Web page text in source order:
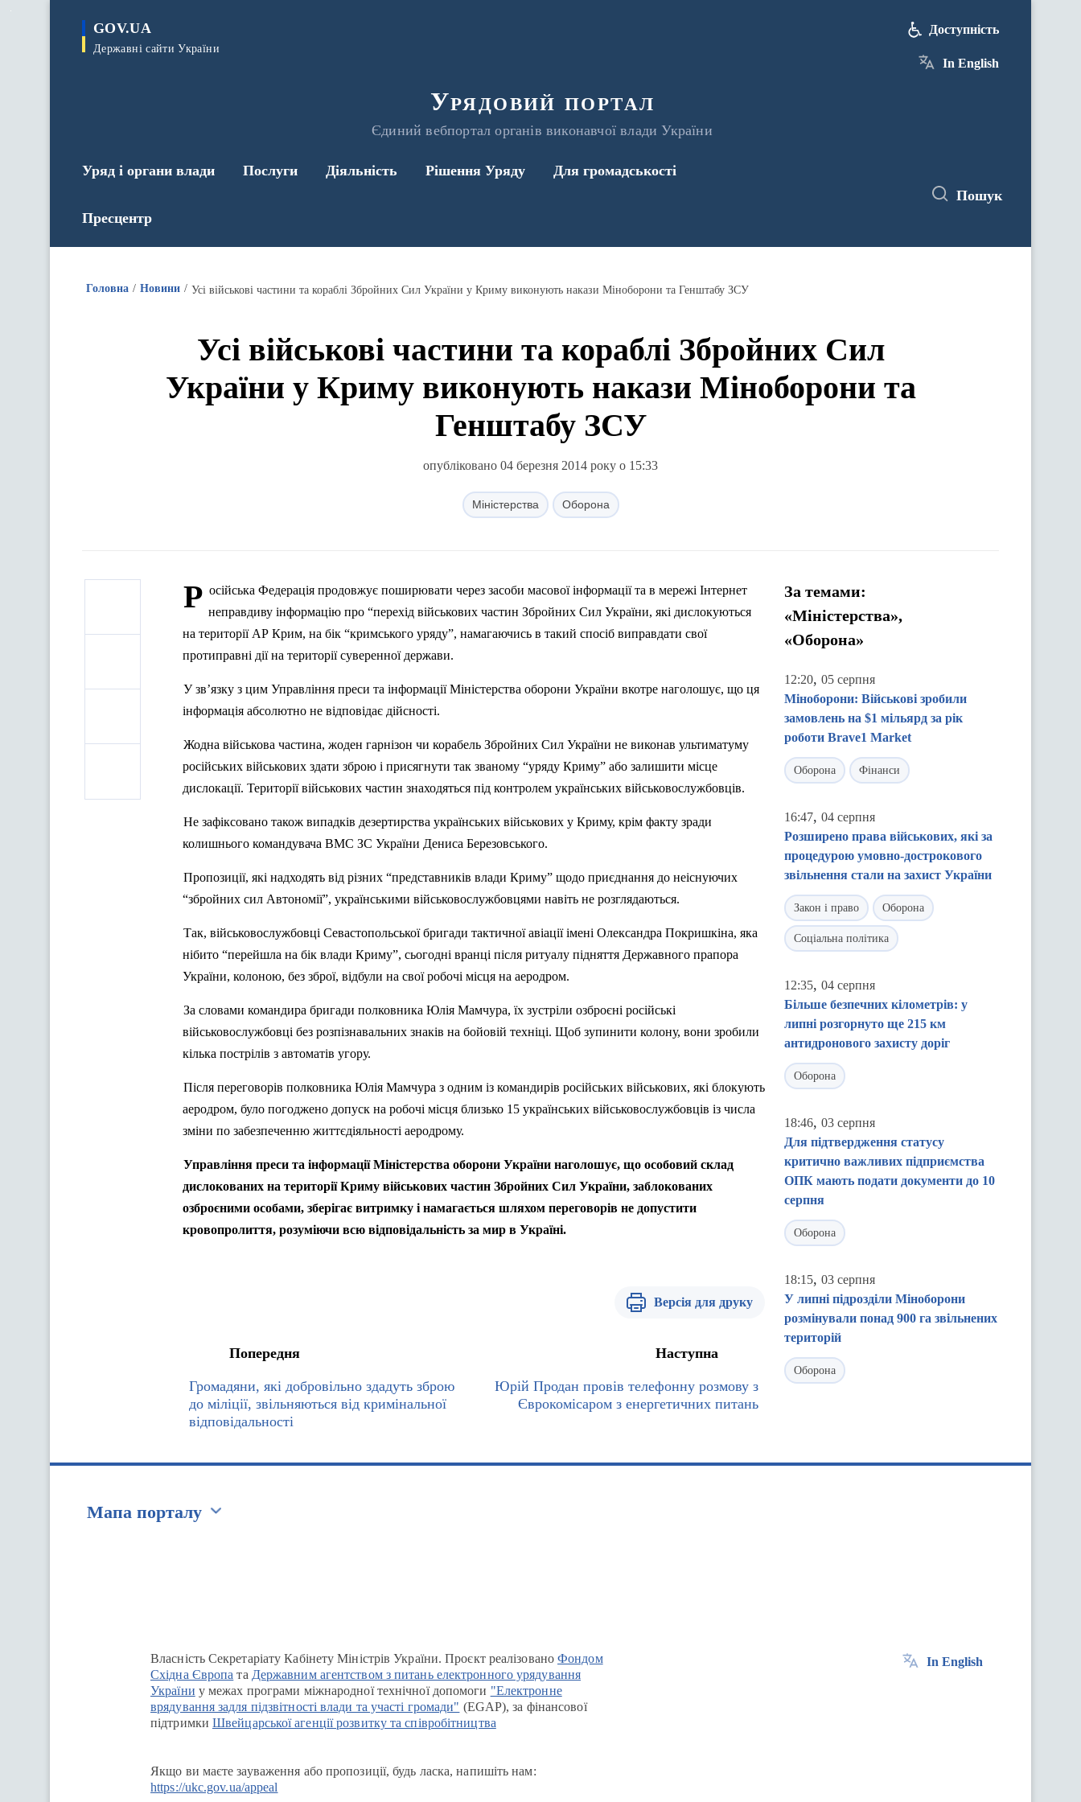
GOV.UA
Державні сайти України
Урядовий портал
Єдиний вебпортал органів виконавчої влади України
Доступність
In English
Уряд і органи влади Послуги Діяльність Рішення Уряду Для громадськості
Пресцентр
Пошук
Головна Новини Усі військові частини та кораблі Збройних Сил України у Криму виконують накази Міноборони та Генштабу ЗСУ
Усі військові частини та кораблі Збройних Сил
України у Криму виконують накази Міноборони та
Генштабу ЗСУ
опубліковано 04 березня 2014 року о 15:33
Міністерства Оборона
Р осійська Федерація продовжує поширювати через засоби масової інформації та в мережі Інтернет
неправдиву інформацію про “перехід військових частин Збройних Сил України, які дислокуються
на території АР Крим, на бік “кримського уряду”, намагаючись в такий спосіб виправдати свої
протиправні дії на території суверенної держави.
У зв’язку з цим Управління преси та інформації Міністерства оборони України вкотре наголошує, що ця
інформація абсолютно не відповідає дійсності.
Жодна військова частина, жоден гарнізон чи корабель Збройних Сил України не виконав ультиматуму
російських військових здати зброю і присягнути так званому “уряду Криму” або залишити місце
дислокації. Території військових частин знаходяться під контролем українських військовослужбовців.
Не зафіксовано також випадків дезертирства українських військових у Криму, крім факту зради
колишнього командувача ВМС ЗС України Дениса Березовського.
Пропозиції, які надходять від різних “представників влади Криму” щодо приєднання до неіснуючих
“збройних сил Автономії”, українськими військовослужбовцями навіть не розглядаються.
Так, військовослужбовці Севастопольської бригади тактичної авіації імені Олександра Покришкіна, яка
нібито “перейшла на бік влади Криму”, сьогодні вранці після ритуалу підняття Державного прапора
України, колоною, без зброї, відбули на свої робочі місця на аеродром.
За словами командира бригади полковника Юлія Мамчура, їх зустріли озброєні російські
військовослужбовці без розпізнавальних знаків на бойовій техніці. Щоб зупинити колону, вони зробили
кілька пострілів з автоматів угору.
Після переговорів полковника Юлія Мамчура з одним із командирів російських військових, які блокують
аеродром, було погоджено допуск на робочі місця близько 15 українських військовослужбовців із числа
зміни по забезпеченню життєдіяльності аеродрому.
Управління преси та інформації Міністерства оборони України наголошує, що особовий склад
дислокованих на території Криму військових частин Збройних Сил України, заблокованих
озброєними особами, зберігає витримку і намагається шляхом переговорів не допустити
кровопролиття, розуміючи всю відповідальність за мир в Україні.
Версія для друку
Попередня
Громадяни, які добровільно здадуть зброю
до міліції, звільняються від кримінальної
відповідальності
Наступна
Юрій Продан провів телефонну розмову з
Єврокомісаром з енергетичних питань
За темами:
«Міністерства»,
«Оборона»
12:20, 05 серпня
Міноборони: Військові зробили
замовлень на $1 мільярд за рік
роботи Brave1 Market
Оборона Фінанси
16:47, 04 серпня
Розширено права військових, які за
процедурою умовно-дострокового
звільнення стали на захист України
Закон і право Оборона
Соціальна політика
12:35, 04 серпня
Більше безпечних кілометрів: у
липні розгорнуто ще 215 км
антидронового захисту доріг
Оборона
18:46, 03 серпня
Для підтвердження статусу
критично важливих підприємства
ОПК мають подати документи до 10
серпня
Оборона
18:15, 03 серпня
У липні підрозділи Міноборони
розмінували понад 900 га звільнених
територій
Оборона
Мапа порталу
Власність Секретаріату Кабінету Міністрів України. Проєкт реалізованоФондом
Східна Європа та Державним агентством з питань електронного урядування
України у межах програми міжнародної технічної допомоги "Електронне
врядування задля підзвітності влади та участі громади" (EGAP), за фінансової
підтримки Швейцарської агенції розвитку та співробітництва
Якщо ви маєте зауваження або пропозиції, будь ласка, напишіть нам:
https://ukc.gov.ua/appeal
In English